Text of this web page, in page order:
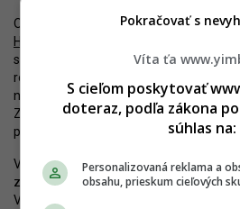
Okrem toho napreduje vo veľkých
Hlbokej cesty
a Konventnej ulice. Tu sa
sa práce preniesli aj na východnú časť
roka by sa malo pristúpiť k obnove Kozej
nadväzovať nielen na Konventnú, ale
Zóny Zochova. Opravy v réžii mestskej
pre Panenskú, za ktorým stojí Ateliér
V priebehu budúceho roka chce Staré
začať opravovať ajStrážnickú ulicu, na
V blízkej lokalite by sa mohli v dohľadnej
Víta ťa
S cieľom poskytovať
doteraz, podľa zákona
súhlas na:
Personalizovaná reklama a
obsahu, prieskum cieľových
Pokračovať s